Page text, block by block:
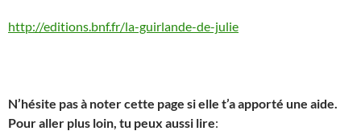
http://editions.bnf.fr/la-guirlande-de-julie
N’hésite pas à noter cette page si elle t’a apporté une aide.
Pour aller plus loin, tu peux aussi lire: